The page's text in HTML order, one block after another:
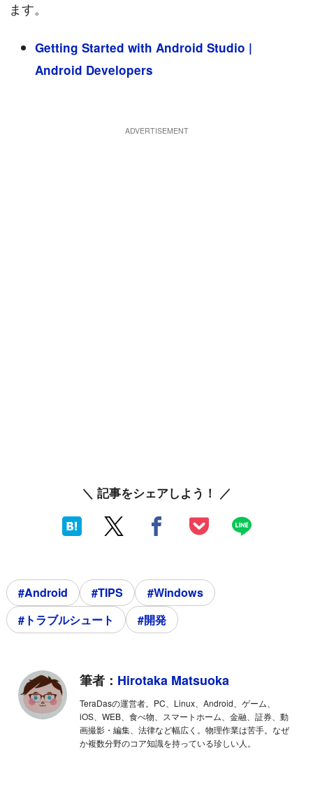
ます。
Getting Started with Android Studio |
Android Developers
＼ 記事をシェアしよう！ ／
#Android #TIPS
#Windows
#トラブルシュート
#開発
筆者： Hirotaka Matsuoka
TeraDasの運営者。PC、Linux、Android、ゲーム、
iOS、WEB、食べ物、スマートホーム、金融、証券、動
画撮影・編集、法律など幅広く。物理作業は苦手。なぜ
か複数分野のコア知識を持っている珍しい人。